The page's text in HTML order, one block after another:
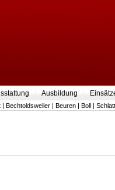
Ausbildung
| Bechtoldsweiler | Beuren | Boll | Schlatt